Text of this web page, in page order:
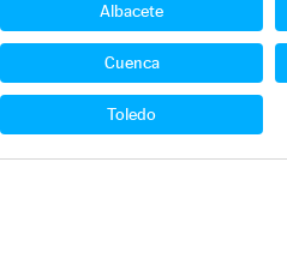
Albacete
Cuenca
Toledo